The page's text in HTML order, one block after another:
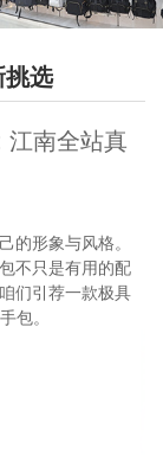
选
江南全站真
形象与风格。
不只是有用的配
们引荐一款极具
包。